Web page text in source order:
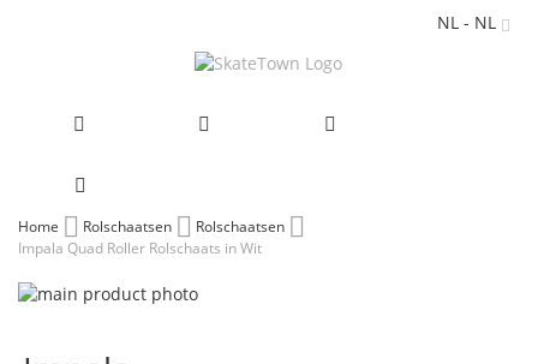
NL - NL
Ga
naar
inhoud
Home Rolschaatsen
Rolschaatsen
Impala Quad Roller Rolschaats in Wit
Ga